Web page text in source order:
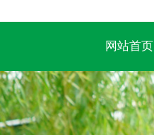
网站首页